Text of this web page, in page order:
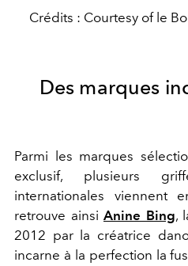
Crédits : Courtesy of le
Des marques
Parmi les marques
exclusif, plusieurs
internationales viennent
retrouve ainsi Anine Bing,
2012 par la créatrice
incarne à la perfection la